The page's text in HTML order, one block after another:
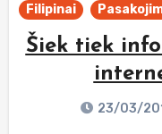
Filipinai
Šiek tiek
23/03/